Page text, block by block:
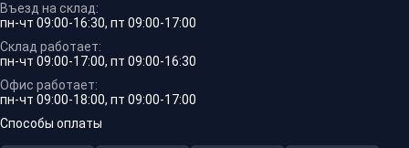
Въезд на склад:
пн-чт 09:00-16:30, пт 09:00-17:00
Склад работает:
пн-чт 09:00-17:00, пт 09:00-16:30
Офис работает:
пн-чт 09:00-18:00, пт 09:00-17:00
Способы оплаты